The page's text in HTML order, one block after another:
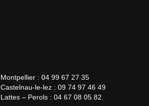
Montpellier : 04 99 67 27 35
Castelnau-le-lez : 09 74 97 46 49
Lattes – Perols : 04 67 08 05 82